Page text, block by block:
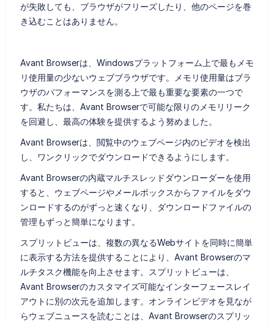
が失敗しても、ブラウザがフリーズしたり、他のページを巻
き込むことはありません。
Avant Browserは、Windowsプラットフォーム上で最もメモ
リ使用量の少ないウェブブラウザです。メモリ使用量はブラ
ウザのパフォーマンスを測る上で最も重要な要素の一つで
す。私たちは、Avant Browserで可能な限りのメモリリーク
を回避し、最高の体験を提供するよう努めました。
Avant Browserは、閲覧中のウェブページ内のビデオを検出
し、ワンクリックでダウンロードできるようにします。
Avant Browserの内蔵マルチスレッドダウンローダーを使用
すると、ウェブページやメールボックスからファイルをダウ
ンロードするのがずっと速くなり、ダウンロードファイルの
管理もずっと簡単になります。
スプリットビューは、複数の異なるWebサイトを同時に簡単
に表示する方法を提供することにより、Avant Browserのマ
ルチタスク機能を向上させます。スプリットビューは、
Avant Browserのカスタマイズ可能なインターフェースレイ
アウトに別の次元を追加します。オンラインビデオを見なが
らウェブニュースを読むことは、Avant Browserのスプリッ